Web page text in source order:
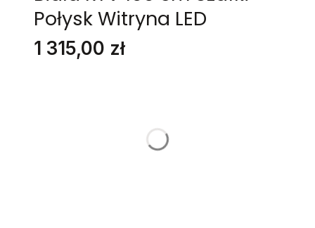
Połysk Witryna LED
Cena
1 315,00 zł